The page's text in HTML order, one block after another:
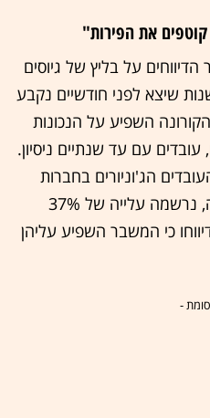
את הפירות"
על בליץ של גיוסים
שיצא לפני חודשיים נקבע
השפיע על הנכונות
עם עד שנתיים ניסיון.
במספר העובדים הג'וניורים בחברות
שדיווחו על פגיעה במידה רבה, נרשמה עלייה של 37%
כי המשבר השפיע עליהן
-